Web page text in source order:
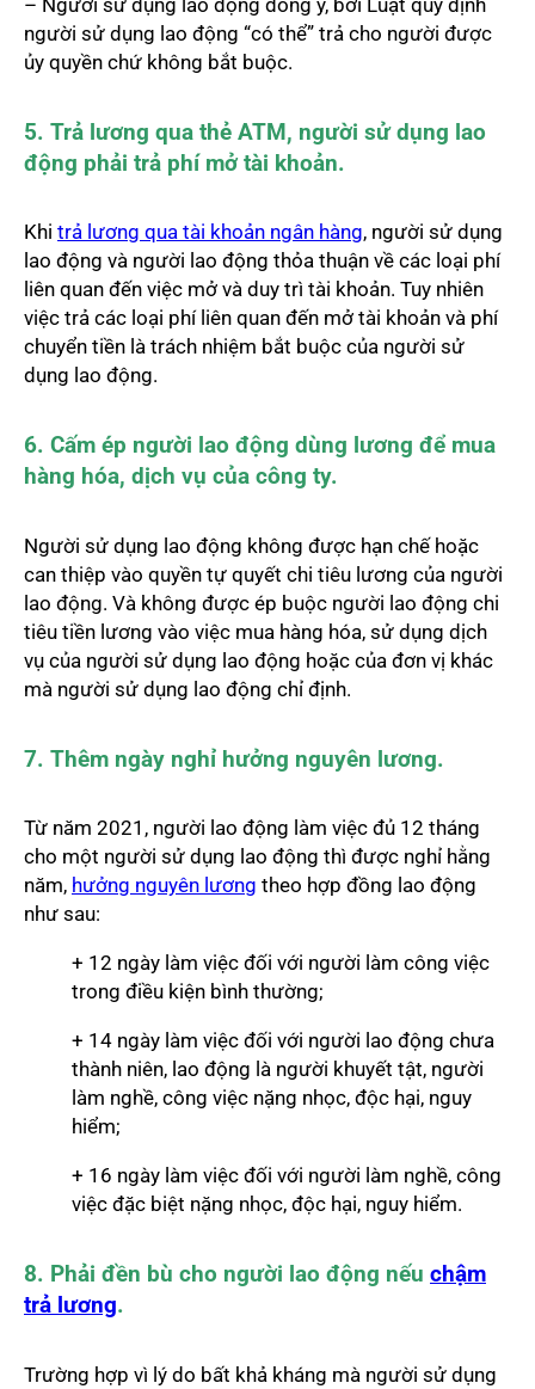
người sử dụng lao động “có thể” trả cho người được
ủy quyền chứ không bắt buộc.
5. Trả lương qua thẻ ATM, người sử dụng lao
động phải trả phí mở tài khoản.
Khi trả lương qua tài khoản ngân hàng, người sử dụng
lao động và người lao động thỏa thuận về các loại phí
liên quan đến việc mở và duy trì tài khoản. Tuy nhiên
việc trả các loại phí liên quan đến mở tài khoản và phí
chuyển tiền là trách nhiệm bắt buộc của người sử
dụng lao động.
6. Cấm ép người lao động dùng lương để mua
hàng hóa, dịch vụ của công ty.
Người sử dụng lao động không được hạn chế hoặc
can thiệp vào quyền tự quyết chi tiêu lương của người
lao động. Và không được ép buộc người lao động chi
tiêu tiền lương vào việc mua hàng hóa, sử dụng dịch
vụ của người sử dụng lao động hoặc của đơn vị khác
mà người sử dụng lao động chỉ định.
7. Thêm ngày nghỉ hưởng nguyên lương.
Từ năm 2021, người lao động làm việc đủ 12 tháng
cho một người sử dụng lao động thì được nghỉ hằng
năm, hưởng nguyên lương theo hợp đồng lao động
như sau:
+ 12 ngày làm việc đối với người làm công việc
trong điều kiện bình thường;
+ 14 ngày làm việc đối với người lao động chưa
thành niên, lao động là người khuyết tật, người
làm nghề, công việc nặng nhọc, độc hại, nguy
hiểm;
+ 16 ngày làm việc đối với người làm nghề, công
việc đặc biệt nặng nhọc, độc hại, nguy hiểm.
8. Phải đền bù cho người lao động nếu chậm
trả lương.
Trường hợp vì lý do bất khả kháng mà người sử dụng